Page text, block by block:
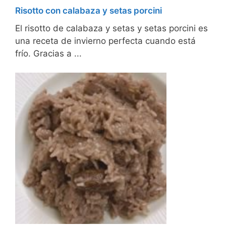
Risotto con calabaza y setas porcini
El risotto de calabaza y setas y setas porcini es
una receta de invierno perfecta cuando está
frío. Gracias a ...